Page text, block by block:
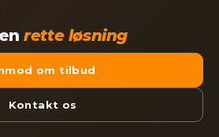
rette løsning
om tilbud
Kontakt os